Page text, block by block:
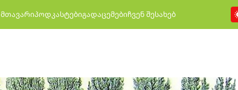
მთავარიპოდკასტებიგადაცემებიჩვენ შესახებ